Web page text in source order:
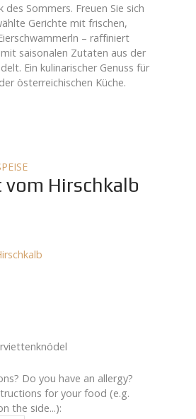
des Sommers. Freuen Sie sich
Gerichte mit frischen,
– raffiniert
saisonalen Zutaten aus der
Ein kulinarischer Genuss für
österreichischen Küche.
Hirschkalb
Do you have an allergy?
for your food (e.g.
the side...):